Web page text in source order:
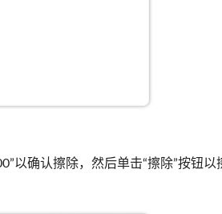
以确认擦除，然后单击“擦除”按钮以